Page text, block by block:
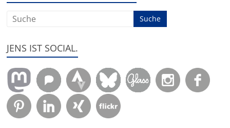
JENS IST SOCIAL.